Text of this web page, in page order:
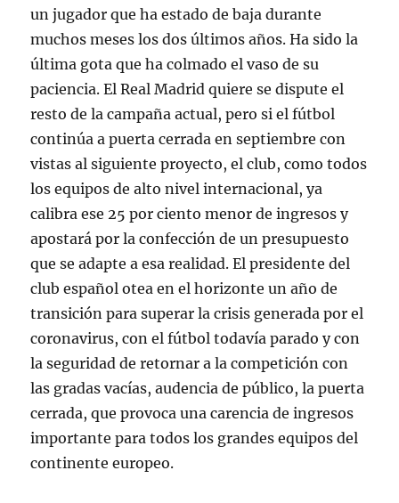
un jugador que ha estado de baja durante
muchos meses los dos últimos años. Ha sido la
última gota que ha colmado el vaso de su
paciencia. El Real Madrid quiere se dispute el
resto de la campaña actual, pero si el fútbol
continúa a puerta cerrada en septiembre con
vistas al siguiente proyecto, el club, como todos
los equipos de alto nivel internacional, ya
calibra ese 25 por ciento menor de ingresos y
apostará por la confección de un presupuesto
que se adapte a esa realidad. El presidente del
club español otea en el horizonte un año de
transición para superar la crisis generada por el
coronavirus, con el fútbol todavía parado y con
la seguridad de retornar a la competición con
las gradas vacías, audencia de público, la puerta
cerrada, que provoca una carencia de ingresos
importante para todos los grandes equipos del
continente europeo.